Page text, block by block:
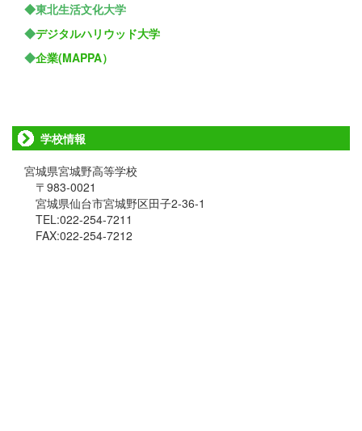
◆東北生活文化大学
◆デジタルハリウッド大学
◆企業(MAPPA）
学校情報
宮城県宮城野高等学校
〒983-0021
宮城県仙台市宮城野区田子2-36-1
TEL:022-254-7211
FAX:022-254-7212